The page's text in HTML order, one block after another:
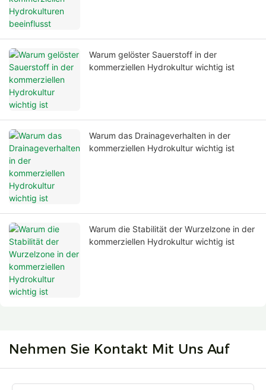
Warum gelöster Sauerstoff in der
kommerziellen Hydrokultur wichtig ist
Warum das Drainageverhalten in der
kommerziellen Hydrokultur wichtig ist
Warum die Stabilität der Wurzelzone in der
kommerziellen Hydrokultur wichtig ist
Nehmen Sie Kontakt Mit Uns Auf